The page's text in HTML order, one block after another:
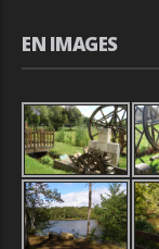
EN IMAGES